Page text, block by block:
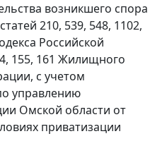
возникшего спора
статей 210, 539, 548, 1102,
Российской
, 155, 161 Жилищного
с учетом
управлению
Омской области от
приватизации